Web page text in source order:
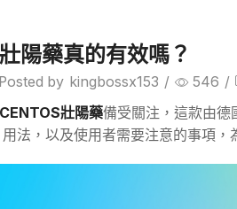
陽藥真的有效嗎？
Posted by kingbossx153 / 546 /
壯陽藥備受關注，這款由德
法，以及使用者需要注意的事項，